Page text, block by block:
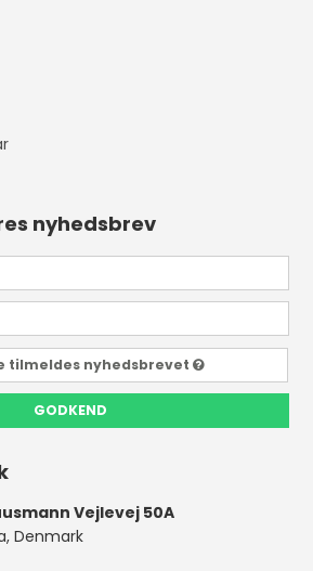
nyhedsbrev
tilmeldes nyhedsbrevet
GODKEND
Vejlevej 50A
Denmark